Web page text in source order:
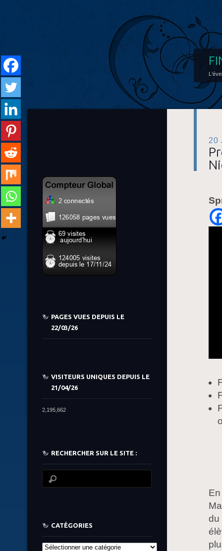
20
du
PAGES VUES DEPUIS LE
22/03/26
VISITEURS UNIQUES DEPUIS LE
21/04/26
2,195,662
RECHERCHER SUR LE SITE :
CATÉGORIES
Catégories